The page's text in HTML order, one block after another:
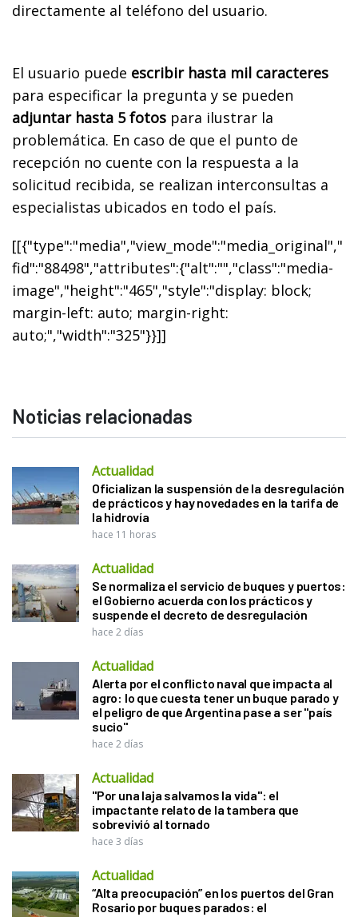
directamente al teléfono del usuario.
El usuario puede escribir hasta mil caracteres
para especificar la pregunta y se pueden
adjuntar hasta 5 fotos para ilustrar la
problemática. En caso de que el punto de
recepción no cuente con la respuesta a la
solicitud recibida, se realizan interconsultas a
especialistas ubicados en todo el país.
[[{"type":"media","view_mode":"media_original","
fid":"88498","attributes":{"alt":"","class":"media-
image","height":"465","style":"display: block;
margin-left: auto; margin-right:
auto;","width":"325"}}]]
Noticias relacionadas
Actualidad
Oficializan la suspensión de la desregulación
de prácticos y hay novedades en la tarifa de
la hidrovía
hace 11 horas
Actualidad
Se normaliza el servicio de buques y puertos:
el Gobierno acuerda con los prácticos y
suspende el decreto de desregulación
hace 2 días
Actualidad
Alerta por el conflicto naval que impacta al
agro: lo que cuesta tener un buque parado y
el peligro de que Argentina pase a ser "país
sucio"
hace 2 días
Actualidad
"Por una laja salvamos la vida": el
impactante relato de la tambera que
sobrevivió al tornado
hace 3 días
Actualidad
“Alta preocupación” en los puertos del Gran
Rosario por buques parados: el